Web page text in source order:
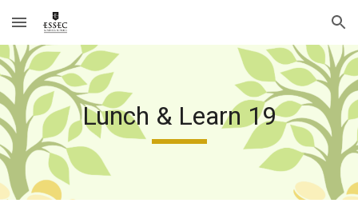
Skip to main content Skip to navigation
Lunch & Learn 19
___